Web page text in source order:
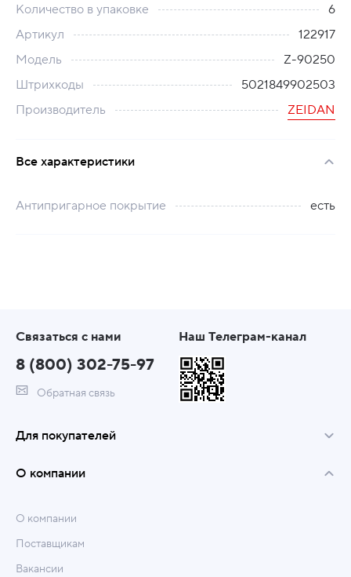
Количество в упаковке
6
Артикул
122917
Модель
Z-90250
Штрихкоды
5021849902503
Производитель
ZEIDAN
Все характеристики
Антипригарное покрытие есть
Связаться с нами
8 (800) 302-75-97
Обратная связь
Наш Телеграм-канал
Для покупателей
О компании
О компании
Поставщикам
Вакансии